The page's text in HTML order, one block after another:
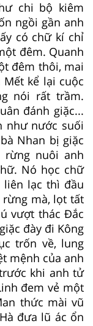
chi bộ kiêm
ngồi gần anh
có chữ kí chỉ
đêm. Quanh
đêm thôi, mai
kể lại cuộc
nói rất trầm.
đánh giặc...
như nước suối
Nhan bị giặc
rừng nuôi anh
Nó học chữ
lạc thì đầu
rừng mà, lọt tất
vượt thác Đắc
đày đi Kông
trốn về, lung
mệnh của anh
khi anh tử
đem vẻ một
thức mài vũ
đưa lũ ác ổn